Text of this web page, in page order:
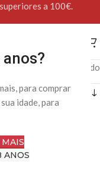
para comprar
idade, para
ANOS
a 100€.
Apenas um resultado